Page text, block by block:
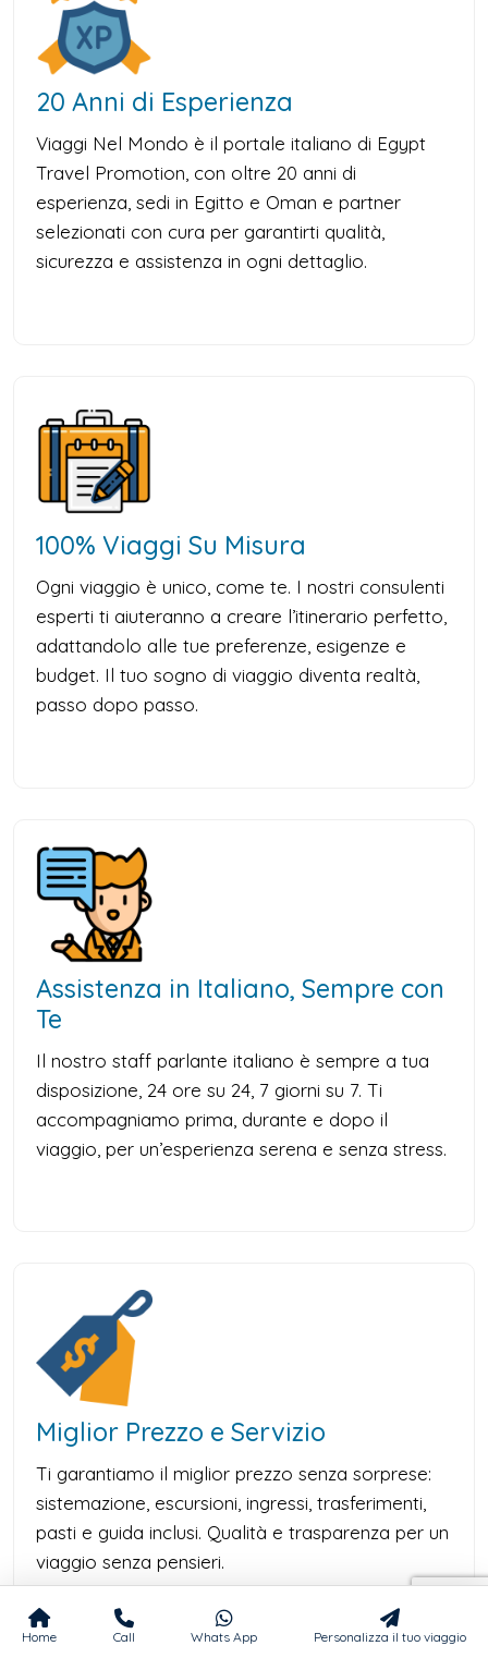
20 Anni di Esperienza
Viaggi Nel Mondo è il portale italiano di Egypt
Travel Promotion, con oltre 20 anni di
esperienza, sedi in Egitto e Oman e partner
selezionati con cura per garantirti qualità,
sicurezza e assistenza in ogni dettaglio.
100% Viaggi Su Misura
Ogni viaggio è unico, come te. I nostri consulenti
esperti ti aiuteranno a creare l’itinerario perfetto,
adattandolo alle tue preferenze, esigenze e
budget. Il tuo sogno di viaggio diventa realtà,
passo dopo passo.
Assistenza in Italiano, Sempre con
Te
Il nostro staff parlante italiano è sempre a tua
disposizione, 24 ore su 24, 7 giorni su 7. Ti
accompagniamo prima, durante e dopo il
viaggio, per un’esperienza serena e senza stress.
Miglior Prezzo e Servizio
Ti garantiamo il miglior prezzo senza sorprese:
sistemazione, escursioni, ingressi, trasferimenti,
pasti e guida inclusi. Qualità e trasparenza per un
viaggio senza pensieri.
Home Call Whats App Personalizza il tuo viaggio